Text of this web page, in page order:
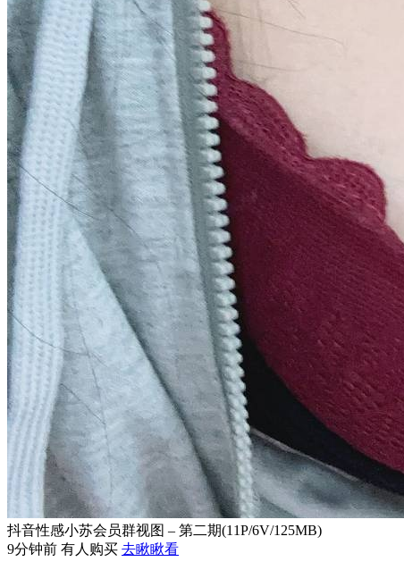
抖音性感小苏会员群视图 – 第二期(11P/6V/125MB)
9分钟前 有人购买 去瞅瞅看